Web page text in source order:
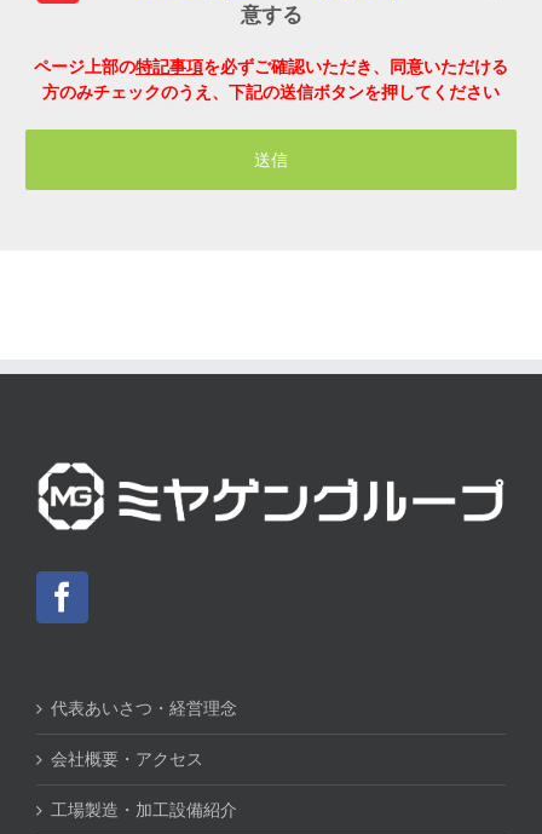
意する
ページ上部の特記事項を必ずご確認いただき、同意いただける
方のみチェックのうえ、下記の送信ボタンを押してください
代表あいさつ・経営理念
会社概要・アクセス
工場製造・加工設備紹介